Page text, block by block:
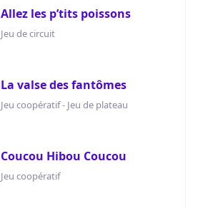
Allez les p’tits poissons
Jeu de circuit
La valse des fantômes
Jeu coopératif - Jeu de plateau
Coucou Hibou Coucou
Jeu coopératif